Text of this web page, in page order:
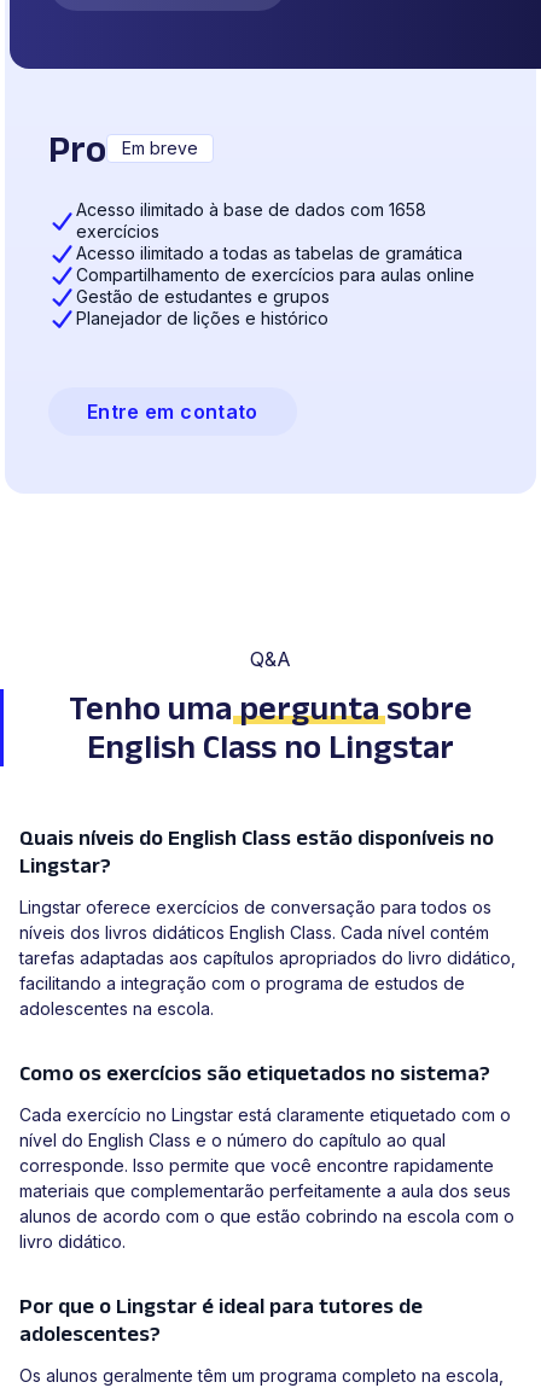
Pro Em breve
Acesso ilimitado à base de dados com 1658
exercícios
Acesso ilimitado a todas as tabelas de gramática
Compartilhamento de exercícios para aulas online
Gestão de estudantes e grupos
Planejador de lições e histórico
Entre em contato
Q&A
Tenho umaperguntasobre
English Class no Lingstar
Quais níveis do English Class estão disponíveis no
Lingstar?
Lingstar oferece exercícios de conversação para todos os
níveis dos livros didáticos English Class. Cada nível contém
tarefas adaptadas aos capítulos apropriados do livro didático,
facilitando a integração com o programa de estudos de
adolescentes na escola.
Como os exercícios são etiquetados no sistema?
Cada exercício no Lingstar está claramente etiquetado com o
nível do English Class e o número do capítulo ao qual
corresponde. Isso permite que você encontre rapidamente
materiais que complementarão perfeitamente a aula dos seus
alunos de acordo com o que estão cobrindo na escola com o
livro didático.
Por que o Lingstar é ideal para tutores de
adolescentes?
Os alunos geralmente têm um programa completo na escola,